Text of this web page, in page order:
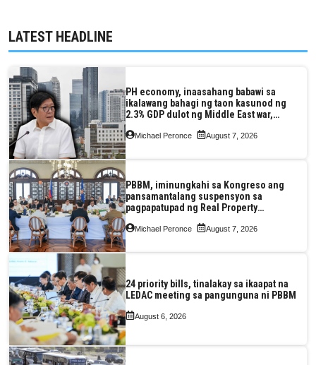
LATEST HEADLINE
PH economy, inaasahang babawi sa
ikalawang bahagi ng taon kasunod ng
2.3% GDP dulot ng Middle East war,
pagkaantala ng public construction
Michael Peronce August 7, 2026
PBBM, iminungkahi sa Kongreso ang
pansamantalang suspensyon sa
pagpapatupad ng Real Property
Valuation and Assessment Reform Act
Michael Peronce August 7, 2026
24 priority bills, tinalakay sa ikaapat na
LEDAC meeting sa pangunguna ni PBBM
August 6, 2026